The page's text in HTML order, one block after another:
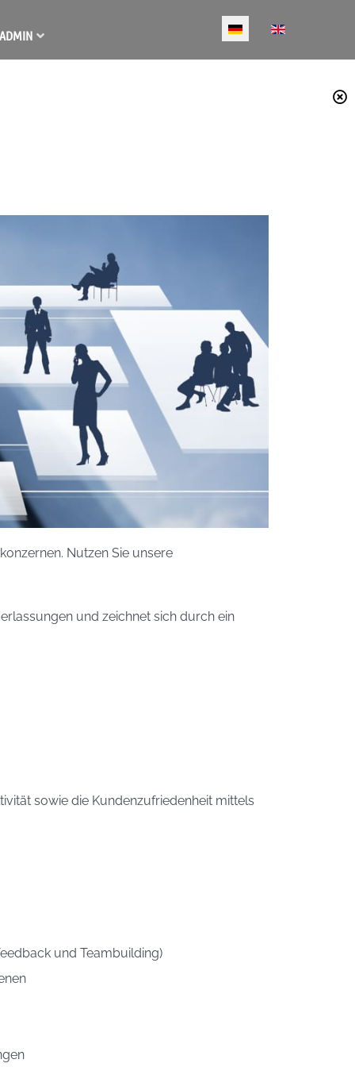
ADMIN
Select your language
Nutzen Sie unsere
und zeichnet sich durch ein
sowie die Kundenzufriedenheit mittels
und Teambuilding)